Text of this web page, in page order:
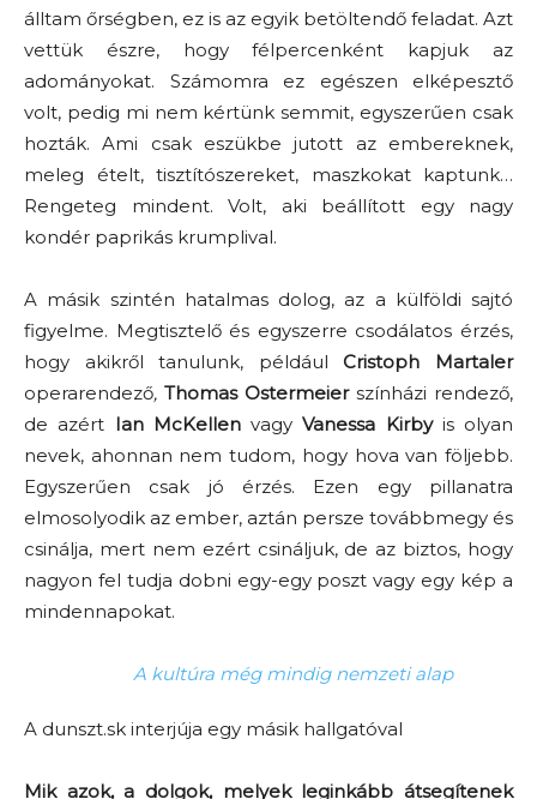
álltam őrségben, ez is az egyik betöltendő feladat. Azt
vettük észre, hogy félpercenként kapjuk az
adományokat. Számomra ez egészen elképesztő
volt, pedig mi nem kértünk semmit, egyszerűen csak
hozták. Ami csak eszükbe jutott az embereknek,
meleg ételt, tisztítószereket, maszkokat kaptunk…
Rengeteg mindent. Volt, aki beállított egy nagy
kondér paprikás krumplival.
A másik szintén hatalmas dolog, az a külföldi sajtó
figyelme. Megtisztelő és egyszerre csodálatos érzés,
hogy akikről tanulunk, például Cristoph Martaler
operarendező, Thomas Ostermeierszínházi rendező,
de azért Ian McKellenvagyVanessa Kirbyis olyan
nevek, ahonnan nem tudom, hogy hova van följebb.
Egyszerűen csak jó érzés. Ezen egy pillanatra
elmosolyodik az ember, aztán persze továbbmegy és
csinálja, mert nem ezért csináljuk, de az biztos, hogy
nagyon fel tudja dobni egy-egy poszt vagy egy kép a
mindennapokat.
A kultúra még mindig nemzeti alap
A dunszt.sk interjúja egy másik hallgatóval
Mik azok, a dolgok, melyek leginkább átsegítenek